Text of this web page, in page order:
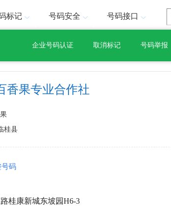
标记 号码安全 号码接口
企业号码认证 取消标记 号码举报
香果专业合作社
桂县
号码
桂康新城东坡园H6-3